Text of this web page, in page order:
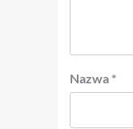
Nazwa *